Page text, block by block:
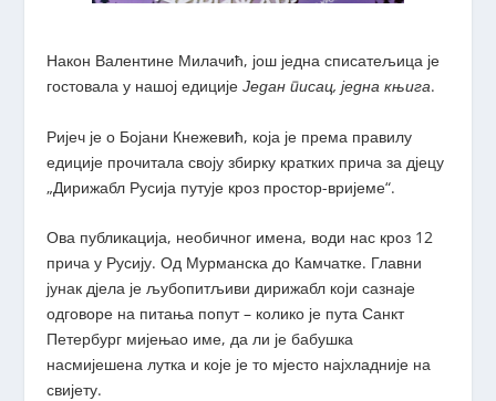
Након Валентине Милачић, још једна списатељица је
гостовала у нашој едицијеЈедан писац, једна књига.
Ријеч је о Бојани Кнежевић, која је према правилу
едиције прочитала своју збирку кратких прича за дјецу
„Дирижабл Русија путује кроз простор-вријеме“.
Ова публикација, необичног имена, води нас кроз 12
прича у Русију. Од Мурманска до Камчатке. Главни
јунак дјела је љубопитљиви дирижабл који сазнаје
одговоре на питања попут – колико је пута Санкт
Петербург мијењао име, да ли је бабушка
насмијешена лутка и које је то мјесто најхладније на
свијету.